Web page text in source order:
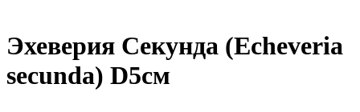
Эхеверия Секунда (Echeveria
secunda) D5см